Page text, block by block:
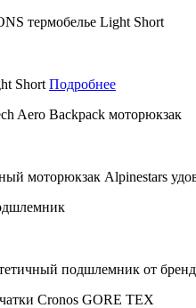
термобелье Light Short
Short Подробнее
Aero Backpack моторюкзак
моторюкзак Alpinestars
подшлемник от
Cronos GORE TEX